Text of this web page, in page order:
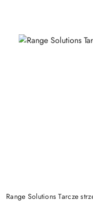
Range Solutions Tarcze